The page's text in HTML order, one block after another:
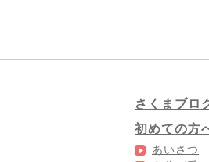
さくまブロ
初めての方
あいさつ